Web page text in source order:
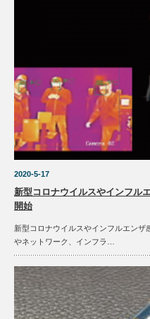
2020-5-17
新型コロナウイルスやインフル
開始
新型コロナウイルスやインフルエン
やネットワーク、インフラ…